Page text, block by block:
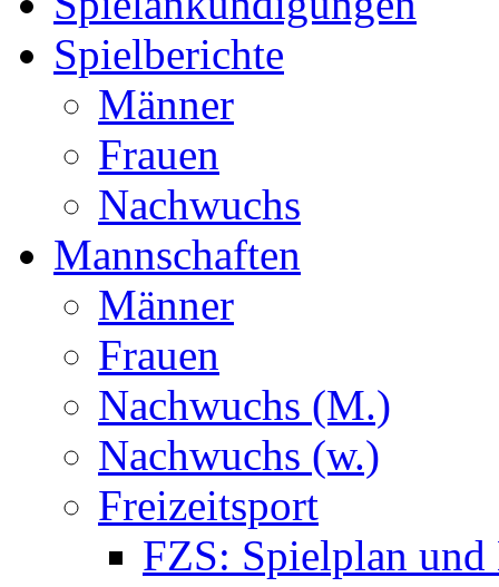
Spielberichte
Männer
Frauen
Nachwuchs
Mannschaften
Männer
Frauen
Nachwuchs (M.)
Nachwuchs (w.)
Freizeitsport
FZS: Spielplan und